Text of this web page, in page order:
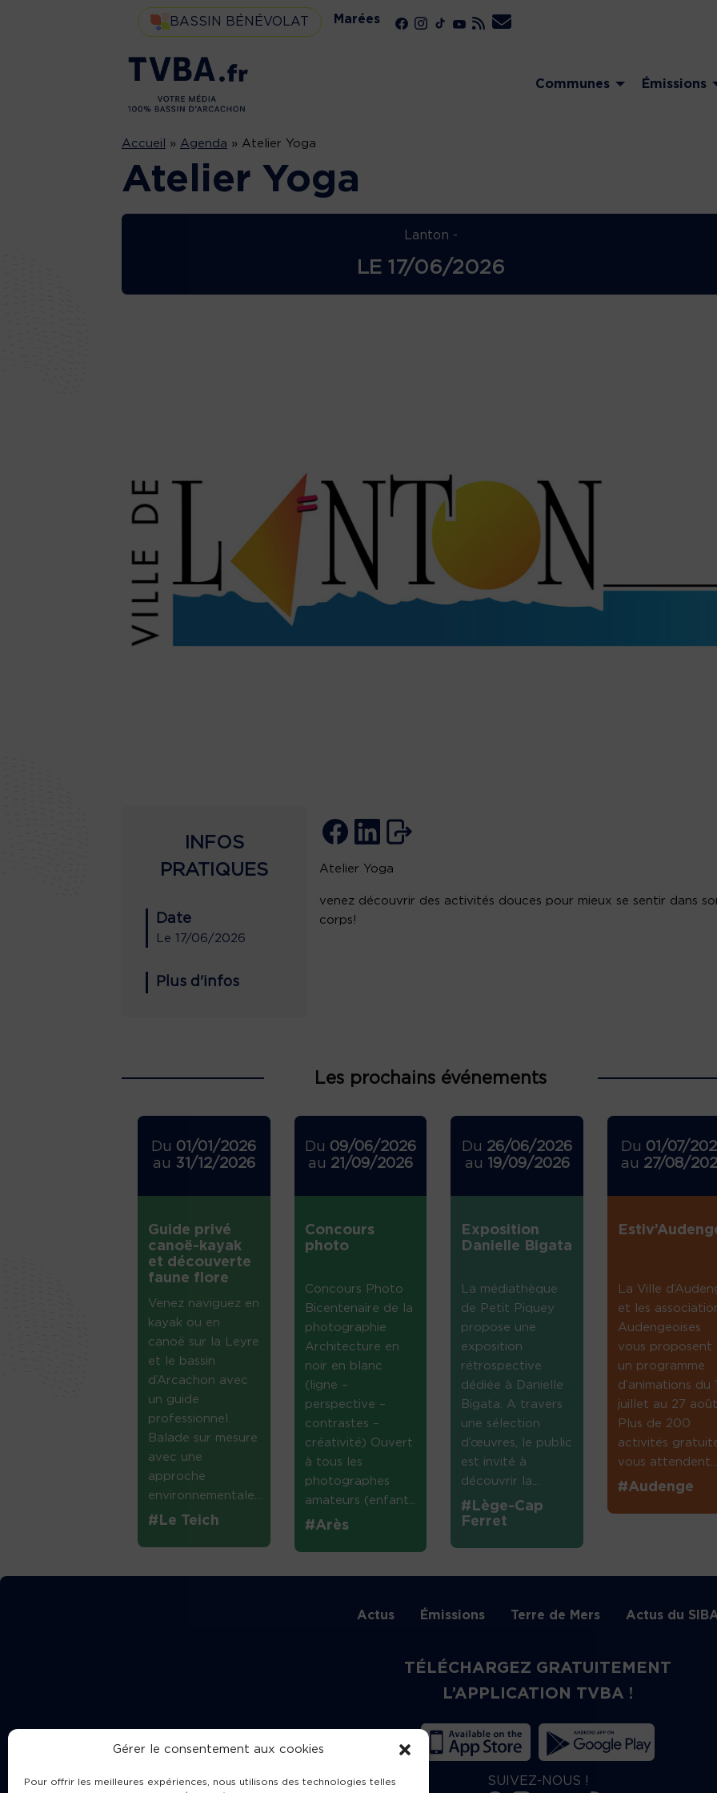
Gérer le consentement aux cookies
Pour offrir les meilleures expériences, nous utilisons des technologies telles
BASSIN BÉNÉVOLAT Marées
Communes Émissions
Accueil » Agenda » Atelier Yoga
Atelier Yoga
Lanton -
LE 17/06/2026
INFOS
PRATIQUES
Date
Le 17/06/2026
Plus d'infos
Atelier Yoga
venez découvrir des activités douces pour mieux se sentir dans
corps!
Les prochains événements
Du 01/01/2026
au 31/12/2026
Guide privé
canoë-kayak
et découverte
faune flore
Venez naviguez en
kayak ou en
canoë sur la Leyre
et le bassin
d’Arcachon avec
un guide
professionnel.
Balade sur mesure
avec une
approche
environnementale....
#Le Teich
Du 09/06/2026
au 21/09/2026
Concours
photo
Concours Photo
Bicentenaire de la
photographie
Architecture en
noir en blanc
(ligne –
perspective –
contrastes –
créativité) Ouvert
à tous les
photographes
amateurs (enfant...
#Arès
Du 26/06/2026
au 19/09/2026
Exposition
Danielle Bigata
La médiathèque
de Petit Piquey
propose une
exposition
rétrospective
dédiée à Danielle
Bigata. A travers
une sélection
d’œuvres, le public
est invité à
découvrir la...
#Lège-Cap
Ferret
Du 01/07/
au 27/08/
La Ville
et les
Audengeoises
vous proposent
un programme
d’animations du
juillet au 27
Plus de 200
activités
vous
#Audenge
Actus Émissions Terre de Mers Actus du
TÉLÉCHARGEZ GRATUITEMENT
L’APPLICATION TVBA !
SUIVEZ-NOUS !